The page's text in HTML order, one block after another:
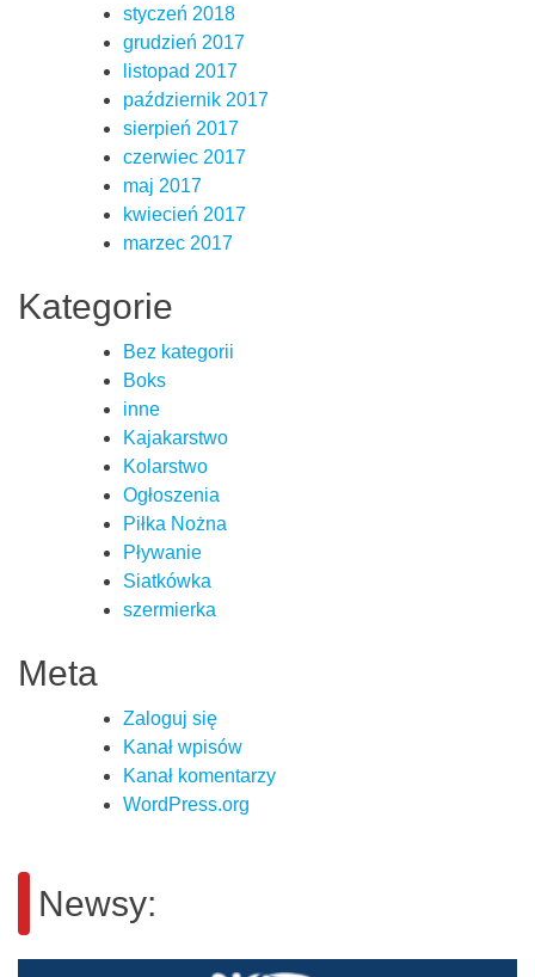
styczeń 2018
grudzień 2017
listopad 2017
październik 2017
sierpień 2017
czerwiec 2017
maj 2017
kwiecień 2017
marzec 2017
Kategorie
Bez kategorii
Boks
inne
Kajakarstwo
Kolarstwo
Ogłoszenia
Piłka Nożna
Pływanie
Siatkówka
szermierka
Meta
Zaloguj się
Kanał wpisów
Kanał komentarzy
WordPress.org
Newsy: